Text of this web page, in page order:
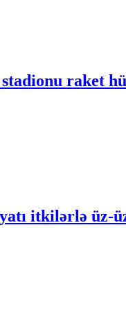
raket
itkilərlə üz-